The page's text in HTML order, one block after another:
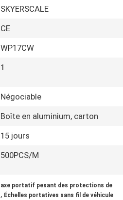
SKYERSCALE
CE
WP17CW
1
Négociable
Boîte en aluminium, carton
15 jours
500PCS/M
axe portatif pesant des protections de
, Échelles portatives sans fil de véhicule